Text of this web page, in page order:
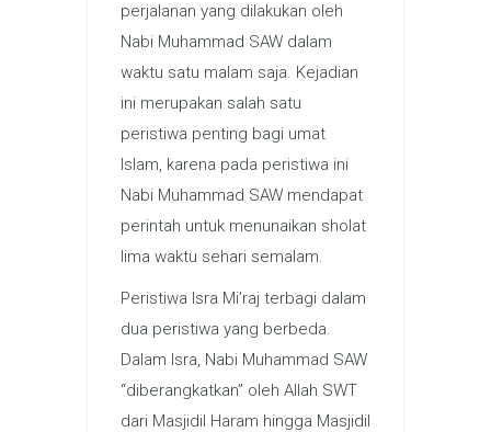
perjalanan yang dilakukan oleh
Nabi Muhammad SAW dalam
waktu satu malam saja. Kejadian
ini merupakan salah satu
peristiwa penting bagi umat
Islam, karena pada peristiwa ini
Nabi Muhammad SAW mendapat
perintah untuk menunaikan sholat
lima waktu sehari semalam.
Peristiwa Isra Mi’raj terbagi dalam
dua peristiwa yang berbeda.
Dalam Isra, Nabi Muhammad SAW
“diberangkatkan” oleh Allah SWT
dari Masjidil Haram hingga Masjidil